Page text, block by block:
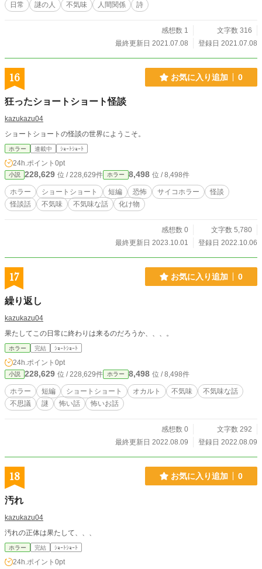
日常 謎の人 不気味 人間関係 詩
感想数 1
文字数 316
最終更新日 2021.07.08
登録日 2021.07.08
16 お気に入り追加 0
狂ったショートショート怪談
kazukazu04
ショートショートの怪談の世界にようこそ。
ホラー 連載中 ｼｮｰﾄｼｮｰﾄ
24h.ポイント 0pt
小説 228,629 位 / 228,629件 ホラー 8,498 位 / 8,498件
ホラー ショートショート 短編 恐怖 サイコホラー
怪談
怪談話
不気味 不気味な話 化け物
感想数 0
文字数 5,780
最終更新日 2023.10.01
登録日 2022.10.06
17 お気に入り追加 0
繰り返し
kazukazu04
果たしてこの日常に終わりは来るのだろうか、、、。
ホラー 完結 ｼｮｰﾄｼｮｰﾄ
24h.ポイント 0pt
小説 228,629 位 / 228,629件 ホラー 8,498 位 / 8,498件
ホラー 短編 ショートショート オカルト 不気味
不気味な話
不思議
謎 怖い話 怖いお話
感想数 0
文字数 292
最終更新日 2022.08.09
登録日 2022.08.09
18 お気に入り追加 0
汚れ
kazukazu04
汚れの正体は果たして、、、
ホラー 完結 ｼｮｰﾄｼｮｰﾄ
24h.ポイント 0pt